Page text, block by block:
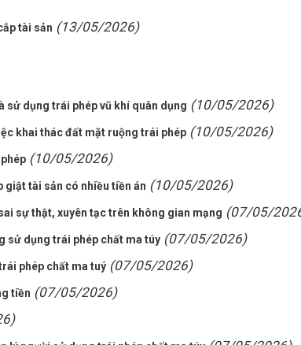
tài sản (13/05/2026)
sử dụng trái phép vũ khí quân dụng (10/05/2026)
khai thác đất mặt ruộng trái phép (10/05/2026)
(10/05/2026)
giật tài sản có nhiều tiền án (10/05/2026)
sự thật, xuyên tạc trên không gian mạng (07/05/
sử dụng trái phép chất ma túy (07/05/2026)
phép chất ma tuý (07/05/2026)
tiền (07/05/2026)